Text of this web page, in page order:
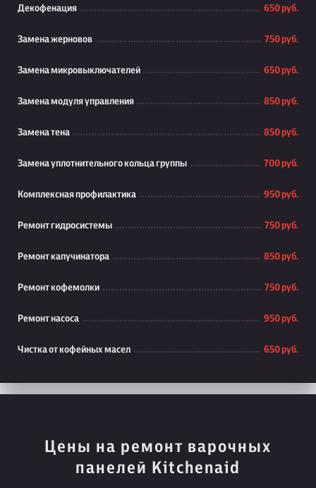
Декофенация 650 руб.
Замена жерновов 750 руб.
Замена микровыключателей 650 руб.
Замена модуля управления 850 руб.
Замена тена 850 руб.
Замена уплотнительного кольца группы 700 руб.
Комплексная профилактика 950 руб.
Ремонт гидросистемы 750 руб.
Ремонт капучинатора 850 руб.
Ремонт кофемолки 750 руб.
Ремонт насоса 950 руб.
Чистка от кофейных масел 650 руб.
Цены на ремонт варочных
панелей Kitchenaid